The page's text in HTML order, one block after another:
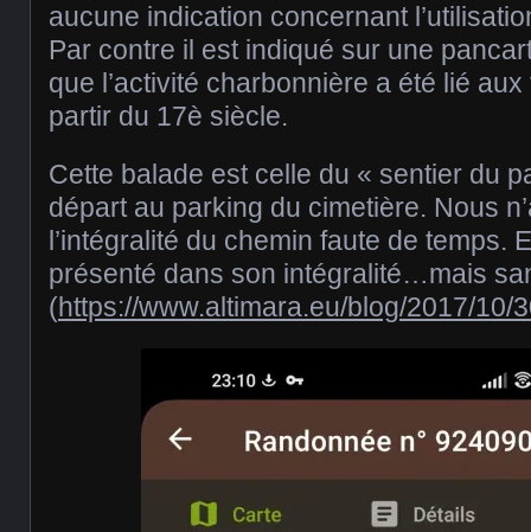
aucune indication concernant
Par contre il est indiqué sur une
que l’activité charbonnière a été lié
partir du 17è siècle.
Cette balade est celle du « sentier du
départ au parking du cimetière. Nous
l’intégralité du chemin faute de temps.
présenté dans son intégralité…mais
(https://www.altimara.eu/blog/2017/10/